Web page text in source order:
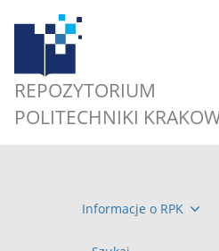
REPOZYTORIUM
POLITECHNIKI
Informacje o RPK